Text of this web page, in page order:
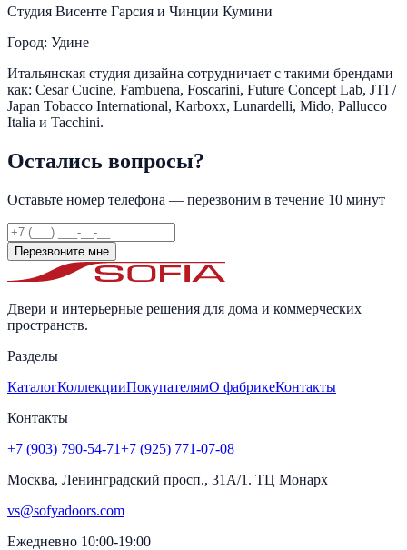
Студия Висенте Гарсия и Чинции Кумини
Город: Удине
Итальянская студия дизайна сотрудничает с такими брендами
как: Cesar Cucine, Fambuena, Foscarini, Future Concept Lab, JTI /
Japan Tobacco International, Karboxx, Lunardelli, Mido, Pallucco
Italia и Tacchini.
Остались вопросы?
Оставьте номер телефона — перезвоним в течение 10 минут
Перезвоните мне
Двери и интерьерные решения для дома и коммерческих
пространств.
Разделы
КаталогКоллекцииПокупателямО фабрикеКонтакты
Контакты
+7 (903) 790-54-71+7 (925) 771-07-08
Москва, Ленинградский просп., 31А/1. ТЦ Монарх
vs@sofyadoors.com
Ежедневно 10:00-19:00